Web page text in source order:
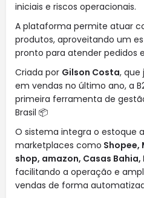
iniciais e riscos operacionais.
A plataforma permite atuar
produtos, aproveitando um
pronto para atender pedidos
Criada por Gilson Costa, que
em vendas no último ano, a
primeira ferramenta de
Brasil 📦
O sistema integra o estoque
marketplaces como Shopee,
shop, amazon, Casas Bahia,
facilitando a operação e
vendas de forma